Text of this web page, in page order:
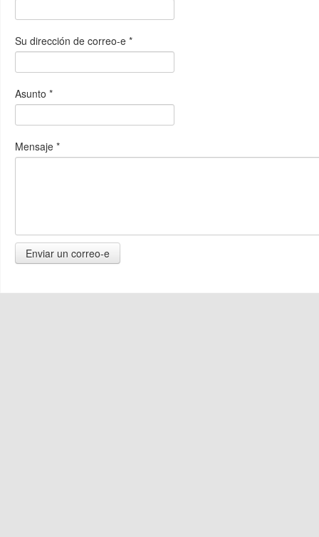
Su dirección de correo-e *
Asunto *
Mensaje *